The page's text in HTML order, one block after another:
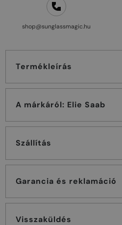
shop@sunglassmagic.hu
Termékleírás
A márkáról: Elie Saab
Szállítás
Garancia és reklamáció
Visszaküldés